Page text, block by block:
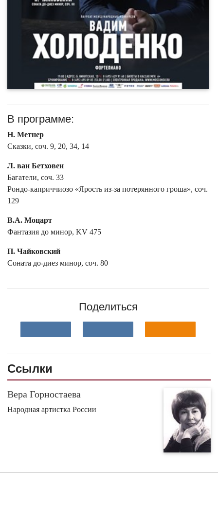
В программе:
Н. Метнер
Сказки, соч. 9, 20, 34, 14
Л. ван Бетховен
Багатели, соч. 33
Рондо-каприччиозо «Ярость из-за потерянного гроша», соч.
129
В.А. Моцарт
Фантазия до минор, KV 475
П. Чайковский
Соната до-диез минор, соч. 80
Поделиться
Ссылки
Вера Горностаева
Народная артистка России